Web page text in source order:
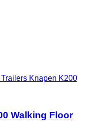
Knapen K200
Walking Floor